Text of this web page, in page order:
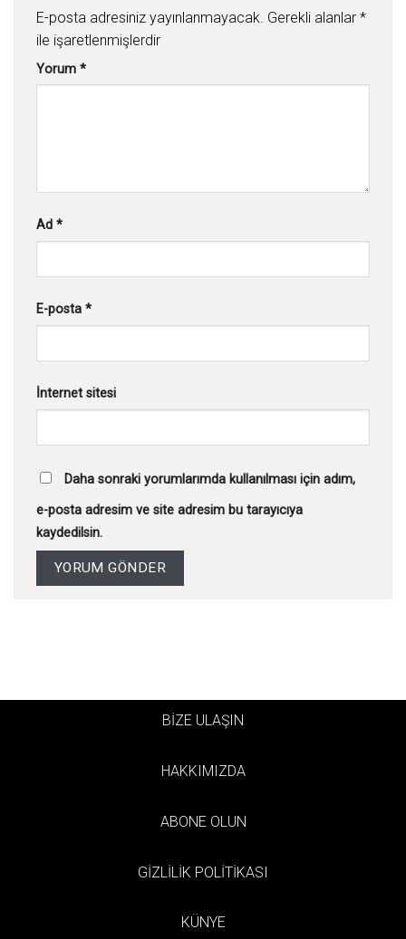
E-posta adresiniz yayınlanmayacak. Gerekli alanlar *
ile işaretlenmişlerdir
Yorum *
Ad *
E-posta *
İnternet sitesi
Daha sonraki yorumlarımda kullanılması için adım,
e-posta adresim ve site adresim bu tarayıcıya
kaydedilsin.
BİZE ULAŞIN
HAKKIMIZDA
ABONE OLUN
GİZLİLİK POLİTİKASI
KÜNYE